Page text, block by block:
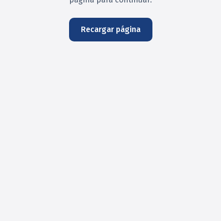
Recargar página